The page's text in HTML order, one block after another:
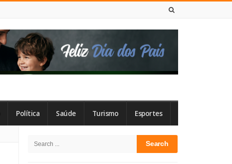
Política Saúde Turismo Esportes
Sidebar
Search